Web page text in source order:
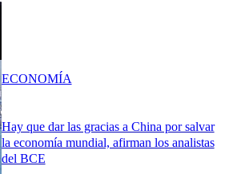
Hay que dar las gracias a China por salvar
la economía mundial, afirman los analistas
del BCE
ECONOMÍA